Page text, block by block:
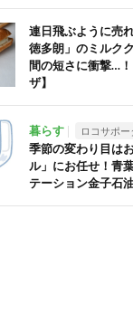
連日飛ぶように売
徳多朗」のミルク
間の短さに衝撃…
ザ】
暮らす ロコサポー
季節の変わり目は
ル」にお任せ！青
テーション金子石